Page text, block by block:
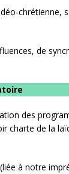
chrétienne,
de
des
charte de la
(liée à notre